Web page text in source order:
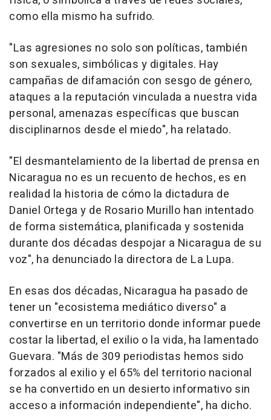
como ella mismo ha sufrido.
"Las agresiones no solo son políticas, también
son sexuales, simbólicas y digitales. Hay
campañas de difamación con sesgo de género,
ataques a la reputación vinculada a nuestra vida
personal, amenazas específicas que buscan
disciplinarnos desde el miedo", ha relatado.
"El desmantelamiento de la libertad de prensa en
Nicaragua no es un recuento de hechos, es en
realidad la historia de cómo la dictadura de
Daniel Ortega y de Rosario Murillo han intentado
de forma sistemática, planificada y sostenida
durante dos décadas despojar a Nicaragua de su
voz", ha denunciado la directora de La Lupa.
En esas dos décadas, Nicaragua ha pasado de
tener un "ecosistema mediático diverso" a
convertirse en un territorio donde informar puede
costar la libertad, el exilio o la vida, ha lamentado
Guevara. "Más de 309 periodistas hemos sido
forzados al exilio y el 65% del territorio nacional
se ha convertido en un desierto informativo sin
acceso a información independiente", ha dicho.